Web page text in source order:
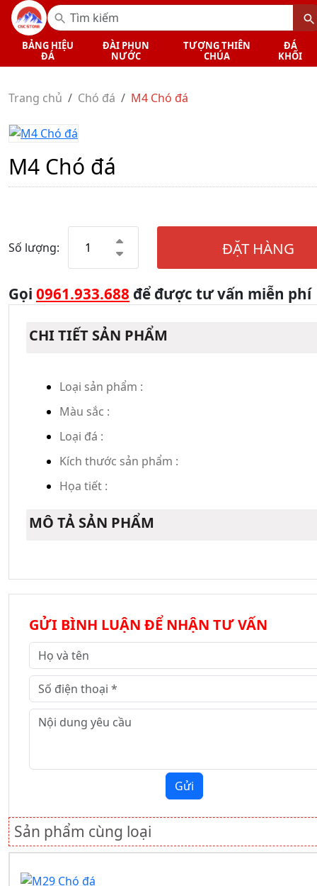
BẢNG HIỆU
ĐÁ
ĐÀI PHUN
NƯỚC
TƯỢNG THIÊN
CHÚA
ĐÁ
KHỐI
Trang chủ Chó đá M4 Chó đá
M4 Chó đá
Số lượng: ĐẶT HÀNG
Gọi 0961.933.688 để được tư vấn miễn phí
CHI TIẾT SẢN PHẨM
Loại sản phẩm :
Màu sắc :
Loại đá :
Kích thước sản phẩm :
Họa tiết :
MÔ TẢ SẢN PHẨM
GỬI BÌNH LUẬN ĐỂ NHẬN TƯ VẤN
Gửi
Sản phẩm cùng loại